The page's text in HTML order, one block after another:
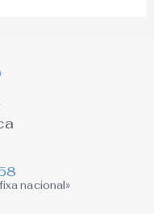
nacional»